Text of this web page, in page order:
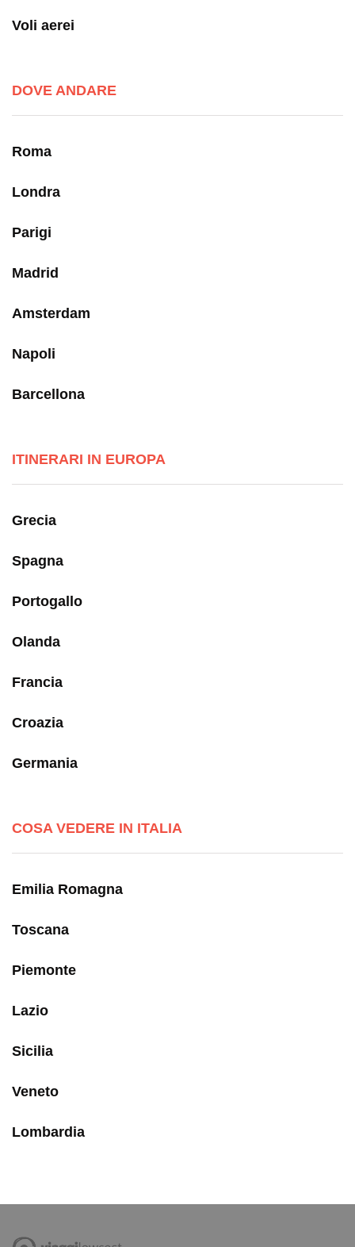
Voli aerei
DOVE ANDARE
Roma
Londra
Parigi
Madrid
Amsterdam
Napoli
Barcellona
ITINERARI IN EUROPA
Grecia
Spagna
Portogallo
Olanda
Francia
Croazia
Germania
COSA VEDERE IN ITALIA
Emilia Romagna
Toscana
Piemonte
Lazio
Sicilia
Veneto
Lombardia